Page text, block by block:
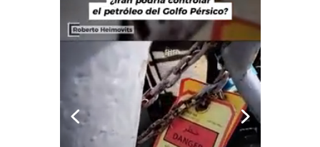
Condiciones